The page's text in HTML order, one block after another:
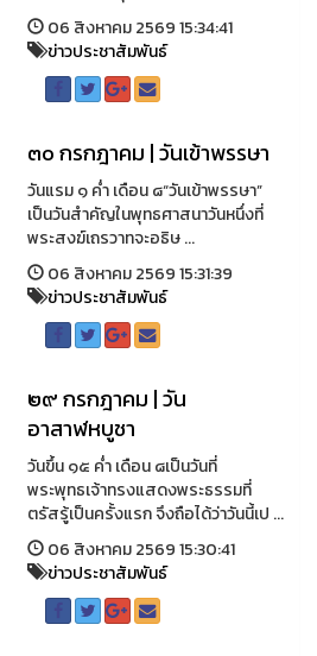
06 สิงหาคม 2569 15:34:41
ข่าวประชาสัมพันธ์
๓๐ กรกฎาคม | วันเข้าพรรษา
วันแรม ๑ ค่ำ เดือน ๘“วันเข้าพรรษา”
เป็นวันสำคัญในพุทธศาสนาวันหนึ่งที่
พระสงฆ์เถรวาทจะอธิษ ...
06 สิงหาคม 2569 15:31:39
ข่าวประชาสัมพันธ์
๒๙ กรกฎาคม | วัน
อาสาฬหบูชา
วันขึ้น ๑๕ ค่ำ เดือน ๘เป็นวันที่
พระพุทธเจ้าทรงแสดงพระธรรมที่
ตรัสรู้เป็นครั้งแรก จึงถือได้ว่าวันนี้เป ...
06 สิงหาคม 2569 15:30:41
ข่าวประชาสัมพันธ์